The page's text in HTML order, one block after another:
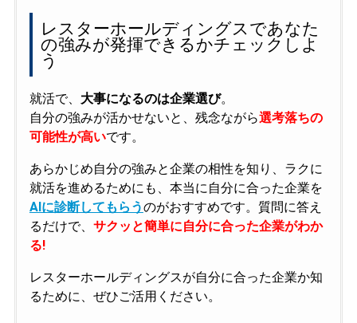
レスターホールディングスであなた
の強みが発揮できるかチェックしよ
う
就活で、 大事になるのは企業選び。
自分の強みが活かせないと、残念ながら選考落ちの
可能性が高いです。
あらかじめ自分の強みと企業の相性を知り、ラクに
就活を進めるためにも、本当に自分に合った企業を
AIに診断してもらうのがおすすめです。質問に答え
るだけで、 サクッと簡単に自分に合った企業がわか
る!
レスターホールディングスが自分に合った企業か知
るために、ぜひご活用ください。